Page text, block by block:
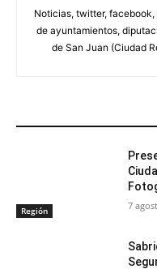
Noticias, twitter,
de ayuntamientos,
de San Juan (Ciudad
Región 7